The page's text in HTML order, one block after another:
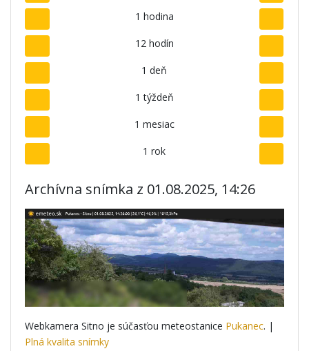
1 hodina
12 hodín
1 deň
1 týždeň
1 mesiac
1 rok
Archívna snímka z 01.08.2025, 14:26
Webkamera Sitno je súčasťou meteostanice Pukanec. |
Plná kvalita snímky